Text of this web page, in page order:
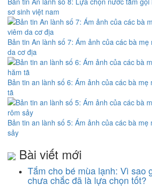
sơ sinh việt nam
Bản tin An lành số 7: Ám ảnh của các bà
da cơ địa
Bản tin an lành số 6: Ám ảnh của các bà mẹ
tã
Bản tin an lành số 5: Ám ảnh của các bà mẹ
sảy
Bài viết mới
Tắm cho bé mùa lạnh: Vì sao
chưa chắc đã là lựa chọn tốt?